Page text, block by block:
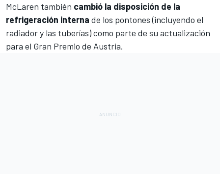
McLaren también cambió la disposición de la
refrigeración interna de los pontones (incluyendo el
radiador y las tuberías) como parte de su actualización
para el Gran Premio de Austria.